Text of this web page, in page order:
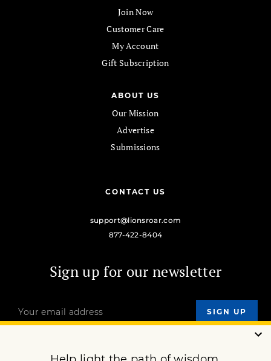
Join Now
Customer Care
My Account
Gift Subscription
ABOUT US
Our Mission
Advertise
Submissions
CONTACT US
support@lionsroar.com
877-422-8404
Sign up for our newsletter
OUR MISSION